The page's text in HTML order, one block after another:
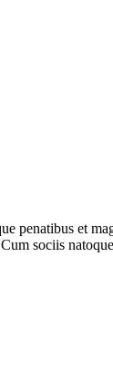
penatibus et
sociis